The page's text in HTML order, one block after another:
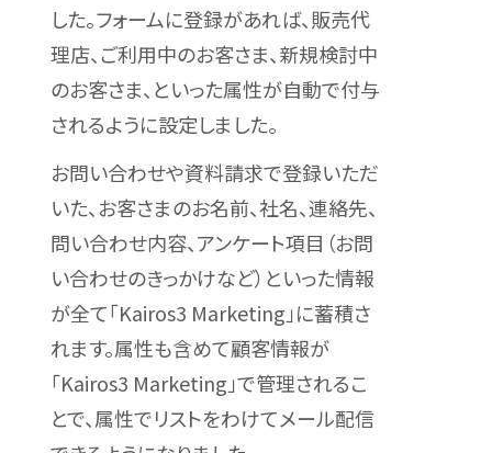
した。フォームに登録があれば、販売代
理店、ご利用中のお客さま、新規検討中
のお客さま、といった属性が自動で付与
されるように設定しました。
お問い合わせや資料請求で登録いただ
いた、お客さまのお名前、社名、連絡先、
問い合わせ内容、アンケート項目（お問
い合わせのきっかけなど）といった情報
が全て「Kairos3 Marketing」に蓄積さ
れます。属性も含めて顧客情報が
「Kairos3 Marketing」で管理されるこ
とで、属性でリストをわけてメール配信